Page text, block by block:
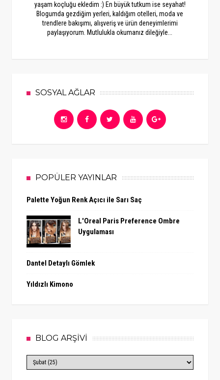
yaşam koçluğu ekledim :) En büyük tutkum ise seyahat!
Blogumda gezdiğim yerleri, kaldığım otelleri, moda ve
trendlere bakışımı, alışveriş ve ürün deneyimlerimi
paylaşıyorum. Mutlulukla okumanız dileğiyle...
SOSYAL AĞLAR
POPÜLER YAYINLAR
Palette Yoğun Renk Açıcı ile Sarı Saç
L'Oreal Paris Preference Ombre
Uygulaması
Dantel Detaylı Gömlek
Yıldızlı Kimono
BLOG ARŞİVİ